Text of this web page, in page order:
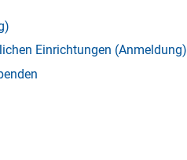
Einrichtungen (Anmeldung)